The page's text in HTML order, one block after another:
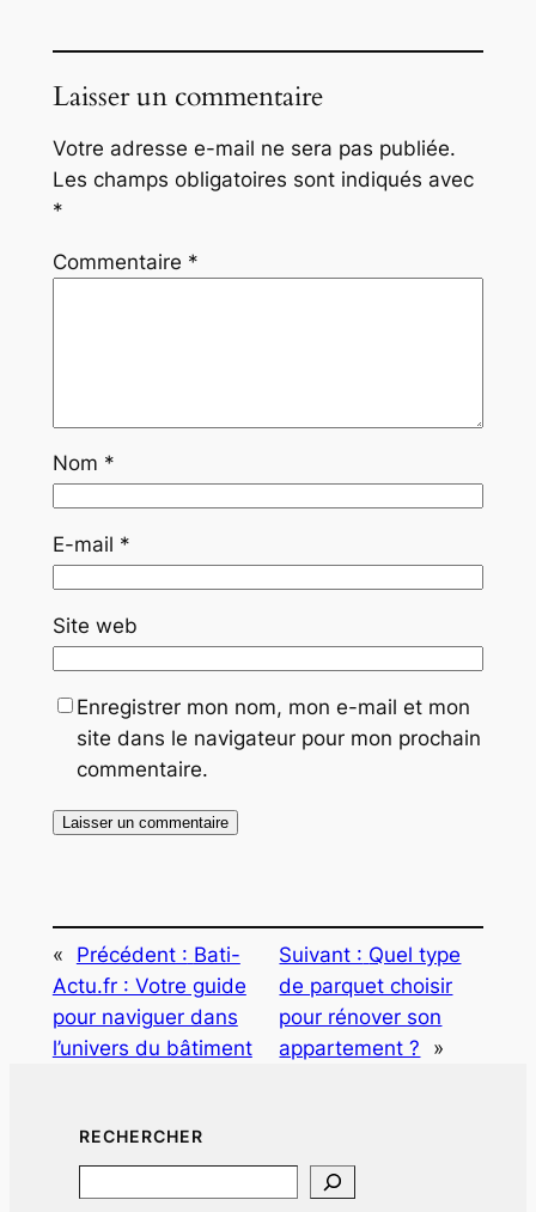
Laisser un commentaire
Votre adresse e-mail ne sera pas publiée.
Les champs obligatoires sont indiqués avec
*
Commentaire *
Nom *
E-mail *
Site web
Enregistrer mon nom, mon e-mail et mon
site dans le navigateur pour mon prochain
commentaire.
« Précédent : Bati-
Actu.fr : Votre guide
pour naviguer dans
l’univers du bâtiment
Suivant : Quel type
de parquet choisir
pour rénover son
appartement ?
»
RECHERCHER